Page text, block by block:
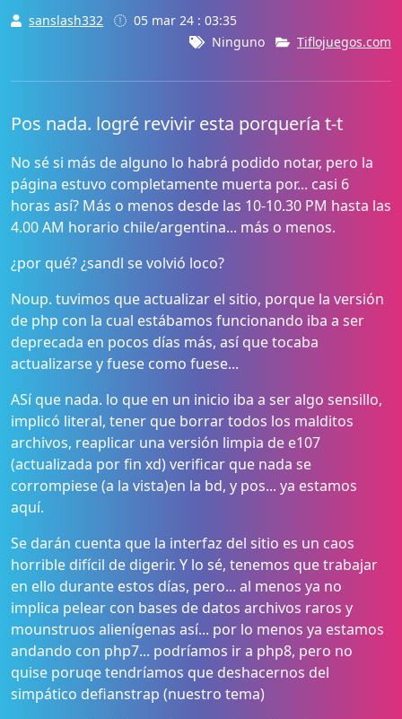
sanslash332
05 mar 24 : 03:35
Ninguno
Tiflojuegos.com
Pos nada. logré revivir esta porquería t-t
No sé si más de alguno lo habrá podido notar, pero la
página estuvo completamente muerta por... casi 6
horas así? Más o menos desde las 10-10.30 PM hasta las
4.00 AM horario chile/argentina... más o menos.
¿por qué? ¿sandl se volvió loco?
Noup. tuvimos que actualizar el sitio, porque la versión
de php con la cual estábamos funcionando iba a ser
deprecada en pocos días más, así que tocaba
actualizarse y fuese como fuese...
ASí que nada. lo que en un inicio iba a ser algo sensillo,
implicó literal, tener que borrar todos los malditos
archivos, reaplicar una versión limpia de e107
(actualizada por fin xd) verificar que nada se
corrompiese (a la vista)en la bd, y pos... ya estamos
aquí.
Se darán cuenta que la interfaz del sitio es un caos
horrible difícil de digerir. Y lo sé, tenemos que trabajar
en ello durante estos días, pero... al menos ya no
implica pelear con bases de datos archivos raros y
mounstruos alienígenas así... por lo menos ya estamos
andando con php7... podríamos ir a php8, pero no
quise poruqe tendríamos que deshacernos del
simpático defianstrap (nuestro tema)